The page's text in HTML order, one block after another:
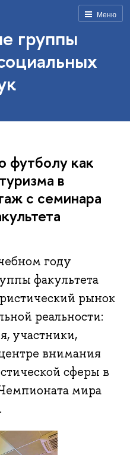
Меню
группы
футболу как
в
с семинара
году
факультета
рынок
реальности:
участники,
внимания
сферы в
мира